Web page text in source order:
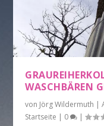
WASCHBÄREN
von Jörg Wildermuth |
Startseite | 0 |